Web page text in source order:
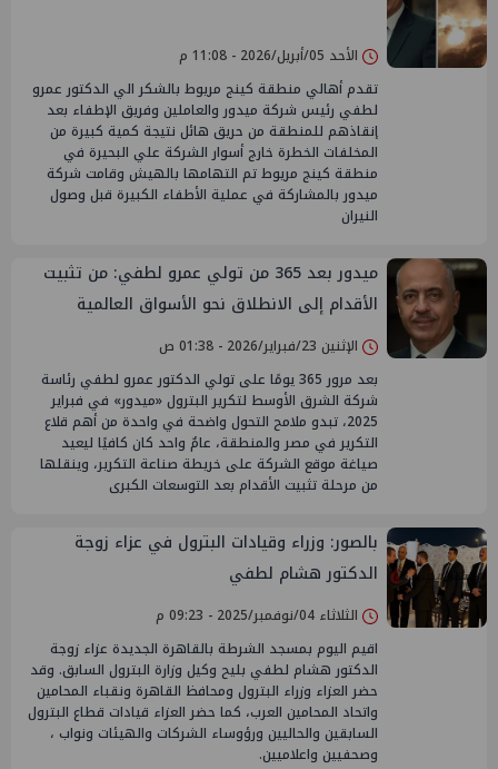
الأحد 05/أبريل/2026 - 11:08 م
تقدم أهالي منطقة كينج مريوط بالشكر الي الدكتور عمرو
لطفي رئيس شركة ميدور والعاملين وفريق الإطفاء بعد
إنقاذهم للمنطقة من حريق هائل نتيجة كمية كبيرة من
المخلفات الخطرة خارج أسوار الشركة علي البحيرة في
منطقة كينج مريوط تم التهامها بالهيش وقامت شركة
ميدور بالمشاركة في عملية الأطفاء الكبيرة قبل وصول
النيران
ميدور بعد 365 من تولي عمرو لطفي: من تثبيت
الأقدام إلى الانطلاق نحو الأسواق العالمية
الإثنين 23/فبراير/2026 - 01:38 ص
بعد مرور 365 يومًا على تولي الدكتور عمرو لطفي رئاسة
شركة الشرق الأوسط لتكرير البترول «ميدور» في فبراير
2025، تبدو ملامح التحول واضحة في واحدة من أهم قلاع
التكرير في مصر والمنطقة، عامٌ واحد كان كافيًا ليعيد
صياغة موقع الشركة على خريطة صناعة التكرير، وينقلها
من مرحلة تثبيت الأقدام بعد التوسعات الكبرى
بالصور: وزراء وقيادات البترول في عزاء زوجة
الدكتور هشام لطفي
الثلاثاء 04/نوفمبر/2025 - 09:23 م
اقيم اليوم بمسجد الشرطة بالقاهرة الجديدة عزاء زوجة
الدكتور هشام لطفي بليح وكيل وزارة البترول السابق. وقد
حضر العزاء وزراء البترول ومحافظ القاهرة ونقباء المحامين
واتحاد المحامين العرب، كما حضر العزاء قيادات قطاع البترول
السابقين والحاليين ورؤوساء الشركات والهيئات ونواب ،
وصحفيين واعلاميين.